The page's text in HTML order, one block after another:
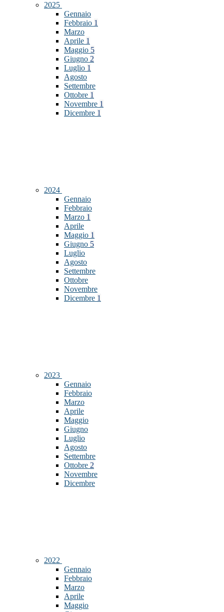
2025
Gennaio
Febbraio 1
Marzo
Aprile 1
Maggio 5
Giugno 2
Luglio 1
Agosto
Settembre
Ottobre 1
Novembre 1
Dicembre 1
2024
Gennaio
Febbraio
Marzo 1
Aprile
Maggio 1
Giugno 5
Luglio
Agosto
Settembre
Ottobre
Novembre
Dicembre 1
2023
Gennaio
Febbraio
Marzo
Aprile
Maggio
Giugno
Luglio
Agosto
Settembre
Ottobre 2
Novembre
Dicembre
2022
Gennaio
Febbraio
Marzo
Aprile
Maggio